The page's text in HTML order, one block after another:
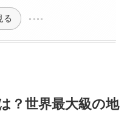
る
？世界最大級の地